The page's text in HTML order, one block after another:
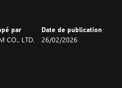
par
CO., LTD.
Date de publication
26/02/2026